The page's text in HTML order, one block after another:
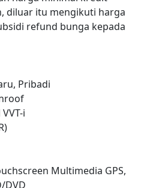
diluar itu mengikuti harga
refund bunga kepada
Pribadi
i
Multimedia GPS,
DVD